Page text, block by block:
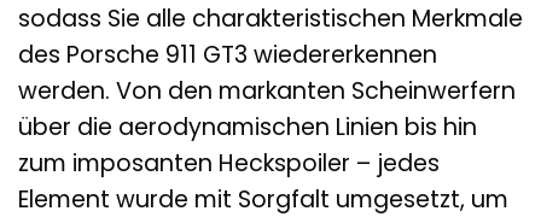
sodass Sie alle charakteristischen Merkmale
des Porsche 911 GT3 wiedererkennen
werden. Von den markanten Scheinwerfern
über die aerodynamischen Linien bis hin
zum imposanten Heckspoiler – jedes
Element wurde mit Sorgfalt umgesetzt, um